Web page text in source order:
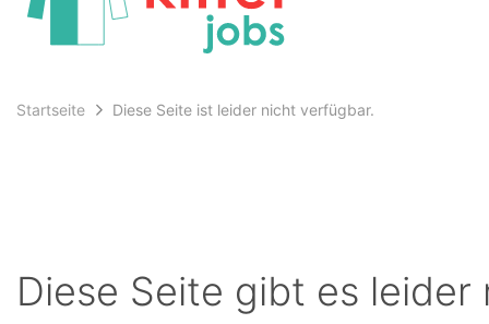
Startseite Diese Seite ist leider nicht verfügbar.
Diese Seite gibt es leider